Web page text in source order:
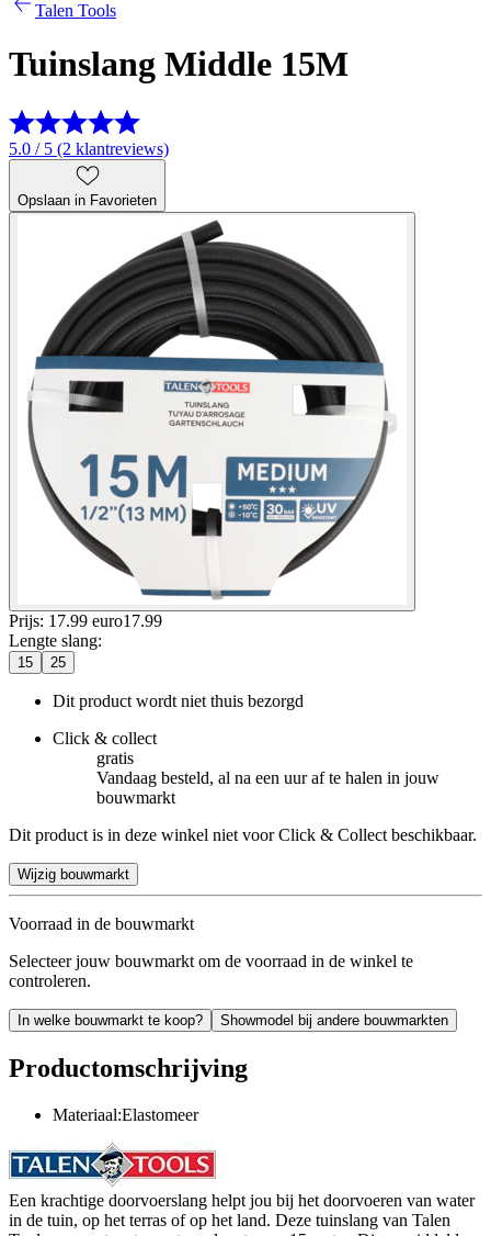
Talen Tools
Tuinslang Middle 15M
5.0 / 5 (2 klantreviews)
Opslaan in Favorieten
Prijs: 17.99 euro17.99
Lengte slang:
15 25
Dit product wordt niet thuis bezorgd
Click & collect
gratis
Vandaag besteld, al na een uur af te halen in jouw
bouwmarkt
Dit product is in deze winkel niet voor Click & Collect beschikbaar.
Wijzig bouwmarkt
Voorraad in de bouwmarkt
Selecteer jouw bouwmarkt om de voorraad in de winkel te
controleren.
In welke bouwmarkt te koop? Showmodel bij andere bouwmarkten
Productomschrijving
Materiaal:Elastomeer
Een krachtige doorvoerslang helpt jou bij het doorvoeren van water
in de tuin, op het terras of op het land. Deze tuinslang van Talen